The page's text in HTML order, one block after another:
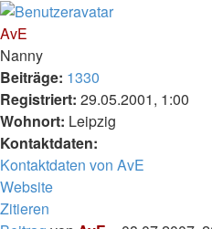
AvE
Nanny
Beiträge: 1330
Registriert: 29.05.2001, 1:00
Wohnort: Leipzig
Kontaktdaten:
Kontaktdaten von AvE
Website
Zitieren